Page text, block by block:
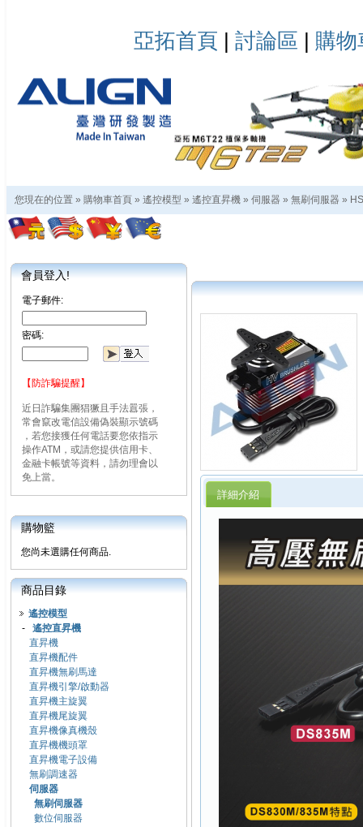
亞拓首頁 | 討論區 | 購物
您現在的位置 » 購物車首頁 » 遙控模型 » 遙控直昇機 » 伺服器 » 無刷伺服器 »
會員登入!
電子郵件:
密碼:
【防詐騙提醒】
近日詐騙集團猖獗且手法囂張，
常會竄改電信設備偽裝顯示號碼
，若您接獲任何電話要您依指示
操作ATM，或請您提供信用卡、
金融卡帳號等資料，請勿理會以
免上當。
購物籃
您尚未選購任何商品.
商品目錄
遙控模型
- 遙控直昇機
直昇機
直昇機配件
直昇機無刷馬達
直昇機引擎/啟動器
直昇機主旋翼
直昇機尾旋翼
直昇機像真機殼
直昇機機頭罩
直昇機電子設備
無刷調速器
伺服器
無刷伺服器
數位伺服器
詳細介紹